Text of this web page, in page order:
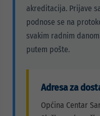
akreditacija. Prijave
podnose se na
svakim radnim
putem pošte.
Adresa za
Općina Centar